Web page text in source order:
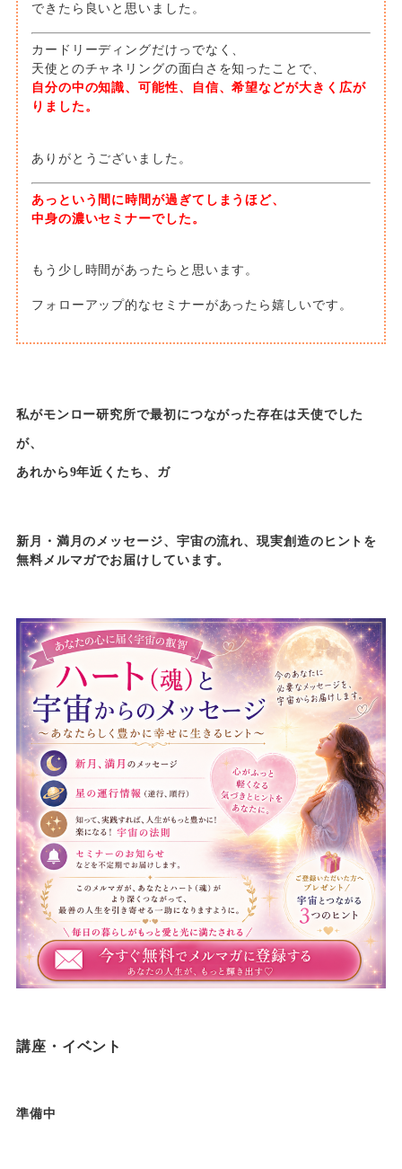
できたら良いと思いました。
カードリーディングだけっでなく、
天使とのチャネリングの面白さを知ったことで、
自分の中の知識、可能性、自信、希望などが大きく広が
りました。
ありがとうございました。
あっという間に時間が過ぎてしまうほど、
中身の濃いセミナーでした。
もう少し時間があったらと思います。
フォローアップ的なセミナーがあったら嬉しいです。
私がモンロー研究所で最初につながった存在は天使でした
が、
あれから9年近くたち、ガ
新月・満月のメッセージ、宇宙の流れ、現実創造のヒントを
無料メルマガでお届けしています。
講座・イベント
準備中